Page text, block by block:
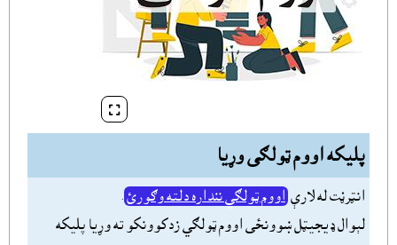

پليکه اووم ټولګى وړيا
انټرڼت له لارې اووم ټولګي ننداره دلته وګورئ .
لېوال ډيجيټل ښوونځى اووم ټولګي زدکوونکو ته وړيا پليکه